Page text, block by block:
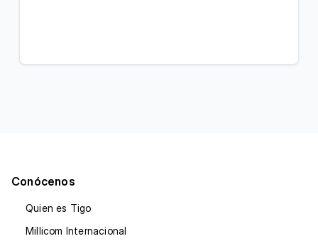
Conócenos
Quien es Tigo
Millicom Internacional